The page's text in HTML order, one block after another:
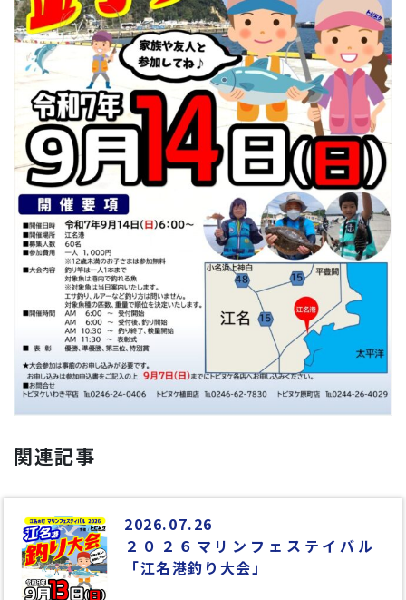
関連記事
2026.07.26
２０２６マリンフェステイバル
「江名港釣り大会」